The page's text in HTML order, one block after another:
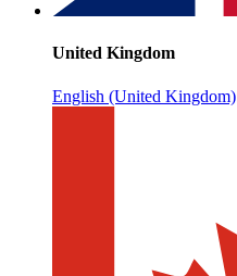
United Kingdom
English (United Kingdom)